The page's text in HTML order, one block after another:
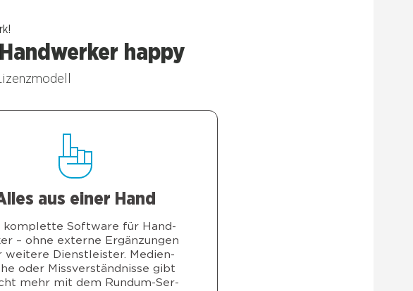
hap­py
aus einer Hand
kom­plet­te Soft­ware für Hand­
– ohne exter­ne Ergän­zun­gen
wei­te­re Dienst­leis­ter. Medi­en­
oder Miss­ver­ständ­nis­se gibt
mehr mit dem Rund­um-Ser­